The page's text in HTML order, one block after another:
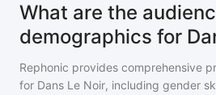
What are the
demographics for
Rephonic provides comprehensive
for Dans Le Noir, including gender